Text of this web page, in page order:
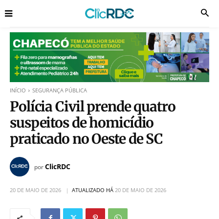
INÍCIO SEGURANÇA PÚBLICA
Polícia Civil prende quatro
suspeitos de homicídio
praticado no Oeste de SC
porClicRDC
20 DE MAIO DE 2026 ATUALIZADO HÁ 20 DE MAIO DE 2026